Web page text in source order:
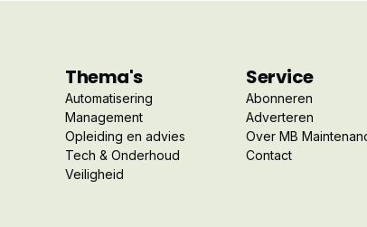
Thema's
Automatisering
Management
Opleiding en advies
Tech & Onderhoud
Veiligheid
Service
Abonneren
Adverteren
Over MB
Contact